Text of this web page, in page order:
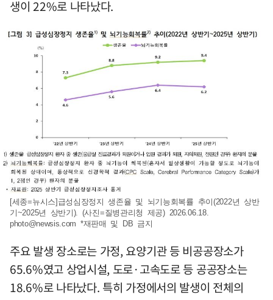
생이 22%로 나타났다.
[세종=뉴시스]급성심장정지 생존율 및 뇌기능회복률 추이(2022년 상반
기~2025년 상반기). (사진=질병관리청 제공) 2026.06.18.
photo@newsis.com *재판매 및 DB 금지
주요 발생 장소로는 가정, 요양기관 등 비공공장소가
65.6%였고 상업시설, 도로·고속도로 등 공공장소는
18.6%로 나타났다. 특히 가정에서의 발생이 전체의